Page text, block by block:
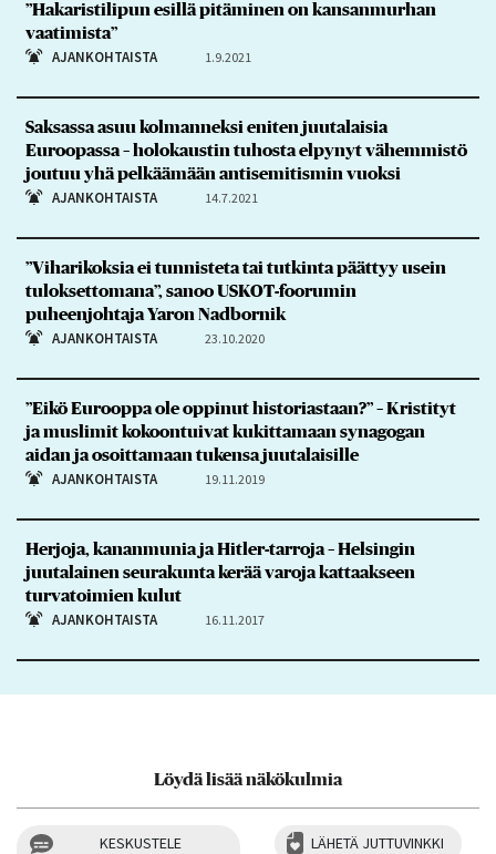
”Hakaristilipun esillä pitäminen on kansanmurhan
vaatimista”
AJANKOHTAISTA 1.9.2021
Saksassa asuu kolmanneksi eniten juutalaisia
Euroopassa – holokaustin tuhosta elpynyt vähemmistö
joutuu yhä pelkäämään antisemitismin vuoksi
AJANKOHTAISTA 14.7.2021
”Viharikoksia ei tunnisteta tai tutkinta päättyy usein
tuloksettomana”, sanoo USKOT-foorumin
puheenjohtaja Yaron Nadbornik
AJANKOHTAISTA 23.10.2020
”Eikö Eurooppa ole oppinut historiastaan?” – Kristityt
ja muslimit kokoontuivat kukittamaan synagogan
aidan ja osoittamaan tukensa juutalaisille
AJANKOHTAISTA 19.11.2019
Herjoja, kananmunia ja Hitler-tarroja – Helsingin
juutalainen seurakunta kerää varoja kattaakseen
turvatoimien kulut
AJANKOHTAISTA 16.11.2017
Löydä lisää näkökulmia
KESKUSTELE
LÄHETÄ JUTTUVINKKI